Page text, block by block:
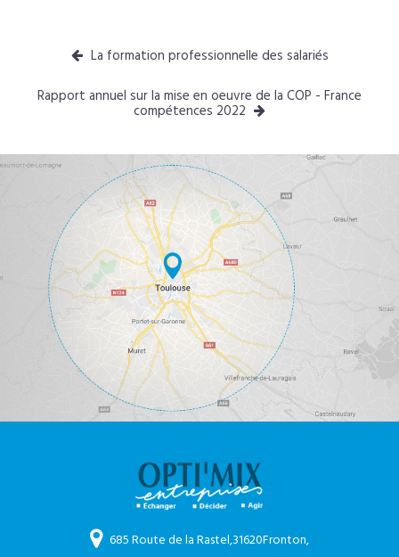
La formation professionnelle des salariés
Rapport annuel sur la mise en oeuvre de la COP - France
compétences 2022
685 Route de la Rastel,31620Fronton,